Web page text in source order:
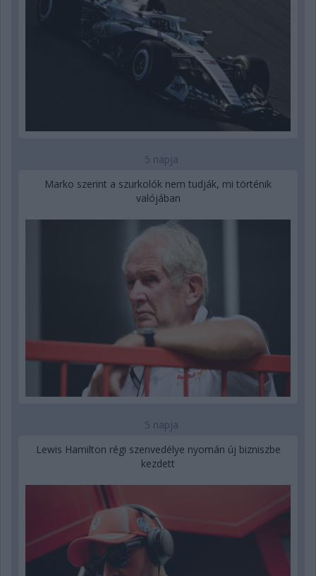
5 napja
Marko szerint a szurkolók nem tudják, mi történik
valójában
5 napja
Lewis Hamilton régi szenvedélye nyomán új bizniszbe
kezdett